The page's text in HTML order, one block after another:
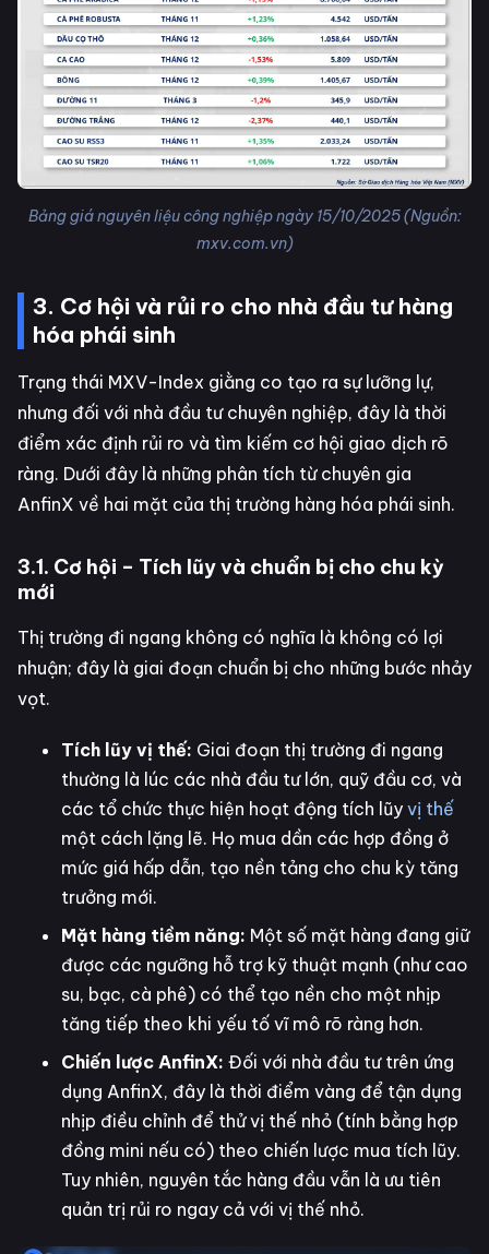
Bảng giá nguyên liệu công nghiệp ngày 15/10/2025 (Nguồn:
mxv.com.vn)
3. Cơ hội và rủi ro cho nhà đầu tư hàng
hóa phái sinh
Trạng thái MXV-Index giằng co tạo ra sự lưỡng lự,
nhưng đối với nhà đầu tư chuyên nghiệp, đây là thời
điểm xác định rủi ro và tìm kiếm cơ hội giao dịch rõ
ràng. Dưới đây là những phân tích từ chuyên gia
AnfinX về hai mặt của thị trường hàng hóa phái sinh.
3.1. Cơ hội – Tích lũy và chuẩn bị cho chu kỳ
mới
Thị trường đi ngang không có nghĩa là không có lợi
nhuận; đây là giai đoạn chuẩn bị cho những bước nhảy
vọt.
Tích lũy vị thế: Giai đoạn thị trường đi ngang
thường là lúc các nhà đầu tư lớn, quỹ đầu cơ, và
các tổ chức thực hiện hoạt động tích lũy vị thế
một cách lặng lẽ. Họ mua dần các hợp đồng ở
mức giá hấp dẫn, tạo nền tảng cho chu kỳ tăng
trưởng mới.
Mặt hàng tiềm năng: Một số mặt hàng đang giữ
được các ngưỡng hỗ trợ kỹ thuật mạnh (như cao
su, bạc, cà phê) có thể tạo nền cho một nhịp
tăng tiếp theo khi yếu tố vĩ mô rõ ràng hơn.
Chiến lược AnfinX: Đối với nhà đầu tư trên ứng
dụng AnfinX, đây là thời điểm vàng để tận dụng
nhịp điều chỉnh để thử vị thế nhỏ (tính bằng hợp
đồng mini nếu có) theo chiến lược mua tích lũy.
Tuy nhiên, nguyên tắc hàng đầu vẫn là ưu tiên
quản trị rủi ro ngay cả với vị thế nhỏ.